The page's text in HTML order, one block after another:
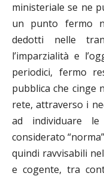
ministeriale se ne
un punto fermo
dedotti nelle
l’imparzialità e
periodici, fermo
pubblica che cinge
rete, attraverso i
ad individuare
considerato
quindi ravvisabili
e cogente, tra